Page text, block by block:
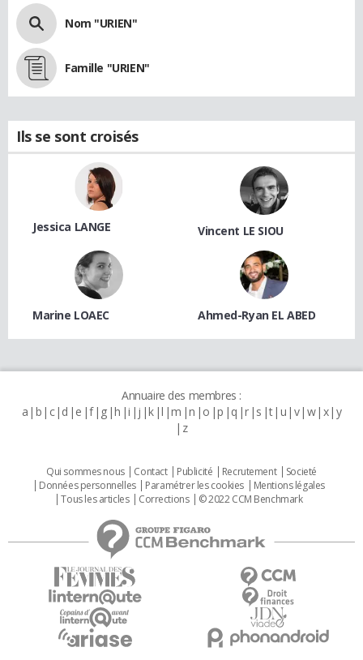
Nom "URIEN"
Famille "URIEN"
Ils se sont croisés
Jessica LANGE Vincent LE SIOU
Marine LOAEC Ahmed-Ryan EL ABED
Annuaire des membres :
a b c d e f g h i j k l m n o p q r s t u v w x y
z
Qui sommes nous Contact Publicité Recrutement
Societé
Données personnelles
Paramétrer les cookies
Mentions légales
Tous les articles
Corrections © 2022 CCM Benchmark